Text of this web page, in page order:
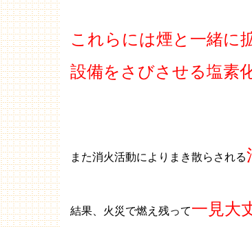
これらには煙と一緒に
設備をさびさせる塩素
また消火活動によりまき散らされる
結果、火災で燃え残って一見大